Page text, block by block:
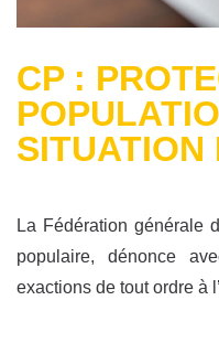
CP :
SITUATION
La Fédération générale
populaire, dénonce
exactions de tout ordre à